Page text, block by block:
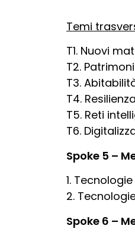
Temi
T1. Nuovi
T2.
T3.
T4.
T5. Reti
T6.
Spoke 5 –
1.
2.
Spoke 6 –